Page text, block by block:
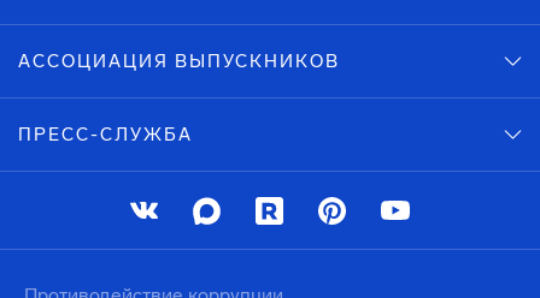
АССОЦИАЦИЯ ВЫПУСКНИКОВ
ПРЕСС-СЛУЖБА